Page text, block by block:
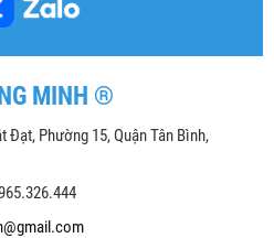
MINH ®
Phường 15, Quận Tân Bình,